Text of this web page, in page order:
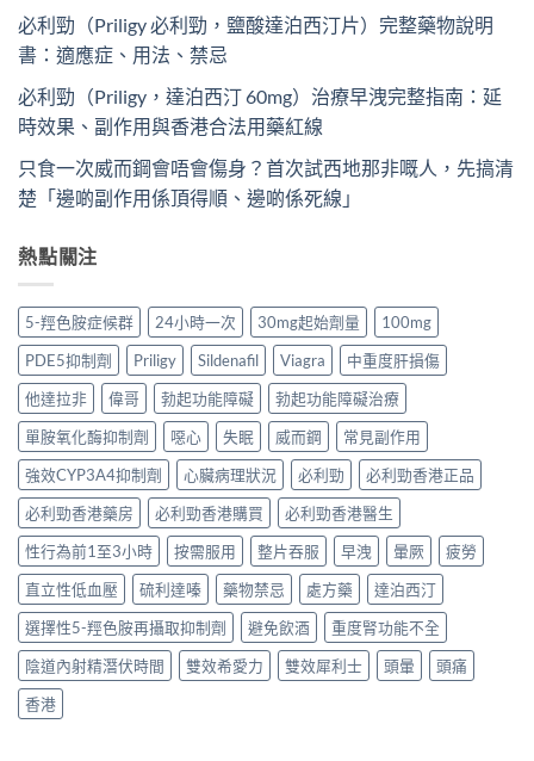
必利勁（Priligy 必利勁，鹽酸達泊西汀片）完整藥物說明
書：適應症、用法、禁忌
必利勁（Priligy，達泊西汀 60mg）治療早洩完整指南：延
時效果、副作用與香港合法用藥紅線
只食一次威而鋼會唔會傷身？首次試西地那非嘅人，先搞清
楚「邊啲副作用係頂得順、邊啲係死線」
熱點關注
5-羥色胺症候群 24小時一次 30mg起始劑量
100mg
PDE5抑制劑
Priligy Sildenafil Viagra
中重度肝損傷
他達拉非
偉哥 勃起功能障礙
勃起功能障礙治療
單胺氧化酶抑制劑
噁心 失眠 威而鋼
常見副作用
強效CYP3A4抑制劑
心臟病理狀況 必利勁
必利勁香港正品
必利勁香港藥房
必利勁香港購買
必利勁香港醫生
性行為前1至3小時
按需服用 整片吞服 早洩 暈厥
疲勞
直立性低血壓
硫利達嗪 藥物禁忌 處方藥
達泊西汀
選擇性5-羥色胺再攝取抑制劑
避免飲酒
重度腎功能不全
陰道內射精潛伏時間
雙效希愛力 雙效犀利士 頭暈
頭痛
香港